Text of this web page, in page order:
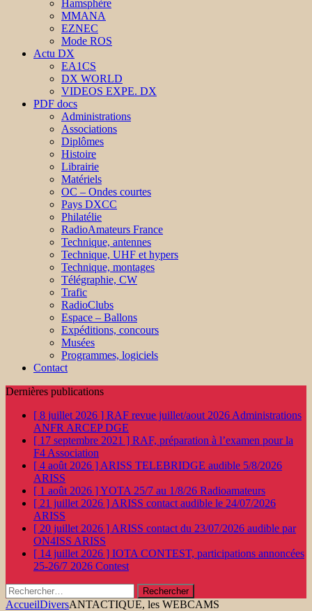
Hamsphère
MMANA
EZNEC
Mode ROS
Actu DX
EA1CS
DX WORLD
VIDEOS EXPE. DX
PDF docs
Administrations
Associations
Diplômes
Histoire
Librairie
Matériels
OC – Ondes courtes
Pays DXCC
Philatélie
RadioAmateurs France
Technique, antennes
Technique, UHF et hypers
Technique, montages
Télégraphie, CW
Trafic
RadioClubs
Espace – Ballons
Expéditions, concours
Musées
Programmes, logiciels
Contact
Dernières publications
[ 8 juillet 2026 ] RAF revue juillet/aout 2026 Administrations
ANFR ARCEP DGE
[ 17 septembre 2021 ] RAF, préparation à l’examen pour la
F4 Association
[ 4 août 2026 ] ARISS TELEBRIDGE audible 5/8/2026
ARISS
[ 1 août 2026 ]YOTA 25/7 au 1/8/26 Radioamateurs
[ 21 juillet 2026 ] ARISS contact audible le 24/07/2026
ARISS
[ 20 juillet 2026 ] ARISS contact du 23/07/2026 audible par
ON4ISS ARISS
[ 14 juillet 2026 ] IOTA CONTEST, participations annoncées
25-26/7 2026 Contest
Rechercher :
AccueilDiversANTACTIQUE, les WEBCAMS